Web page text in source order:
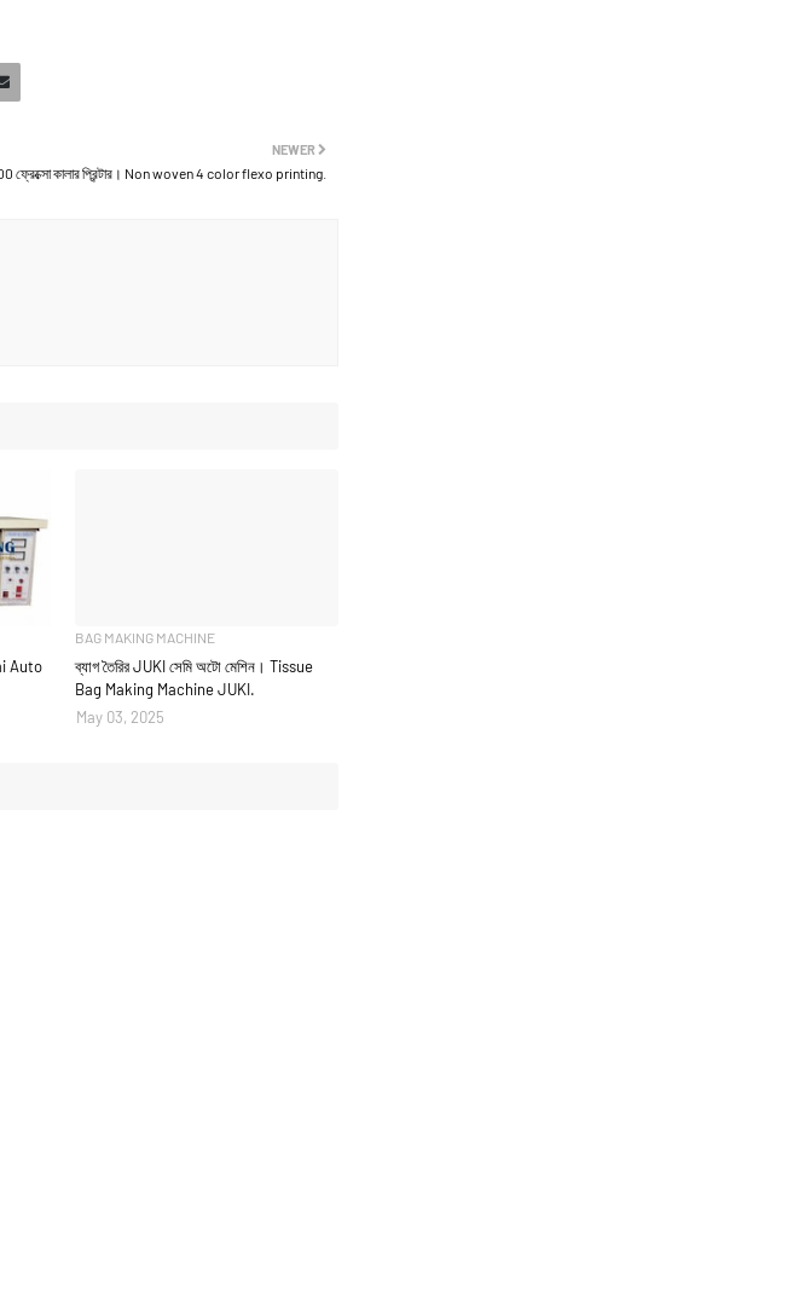
NEWER
ফ্রেক্সো কালার প্রিন্টার। Non woven 4 color flexo printing.
Auto
BAG MAKING MACHINE
ব্যাগ তৈরির JUKI সেমি অটো মেশিন। Tissue
Bag Making Machine JUKI.
May 03, 2025